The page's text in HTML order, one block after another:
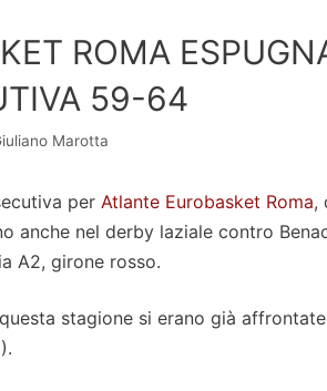
ROMA
59-64
Marotta
per Atlante Eurobasket Roma,
anche nel derby laziale contro
A2, girone rosso.
stagione si erano già